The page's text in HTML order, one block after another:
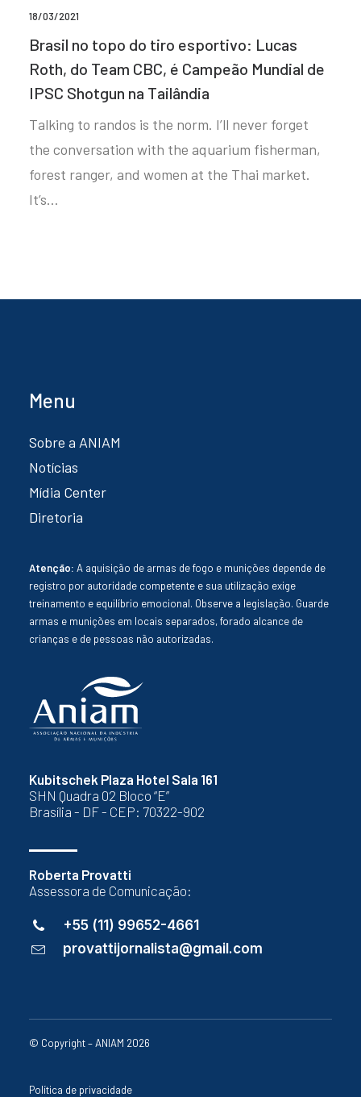
18/03/2021
Brasil no topo do tiro esportivo: Lucas
Roth, do Team CBC, é Campeão Mundial de
IPSC Shotgun na Tailândia
Talking to randos is the norm. I’ll never forget
the conversation with the aquarium fisherman,
forest ranger, and women at the Thai market.
It’s…
Kubitschek Plaza Hotel Sala 161
SHN Quadra 02 Bloco “E”
Brasília - DF - CEP: 70322-902
Roberta Provatti
Assessora de Comunicação:
+55 (11) 99652-4661
provattijornalista@gmail.com
Menu
Sobre a ANIAM
Notícias
Mídia Center
Diretoria
Atenção: A aquisição de armas de fogo e munições depende de
registro por autoridade competente e sua utilização exige
treinamento e equilíbrio emocional. Observe a legislação. Guarde
armas e munições em locais separados, forado alcance de
crianças e de pessoas não autorizadas.
© Copyright – ANIAM 2026
Política de privacidade